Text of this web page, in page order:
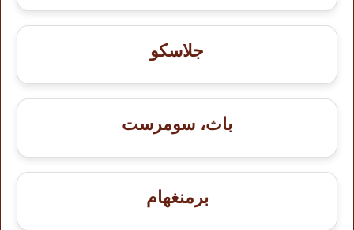
جلاسكو
باث، سومرست
برمنغهام